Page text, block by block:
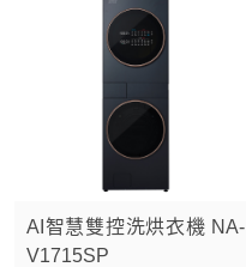
AI智慧雙控洗烘衣機 NA-
V1715SP